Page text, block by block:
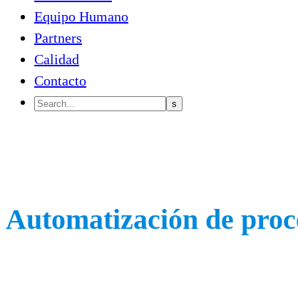
Equipo Humano
Partners
Calidad
Contacto
Automatización de